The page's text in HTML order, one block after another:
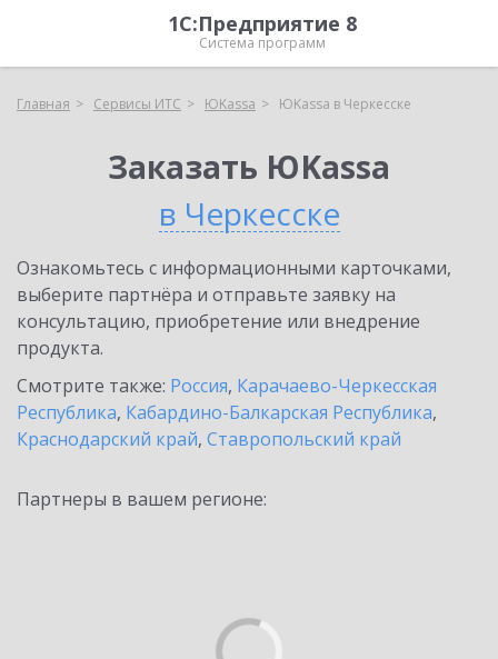
1С:Предприятие 8
Система программ
Главная Сервисы ИТС ЮKassa ЮKassa в Черкесске
Заказать ЮKassa
в Черкесске
Ознакомьтесь с информационными карточками,
выберите партнёра и отправьте заявку на
консультацию, приобретение или внедрение
продукта.
Смотрите также: Россия, Карачаево-Черкесская
Республика, Кабардино-Балкарская Республика,
Краснодарский край, Ставропольский край
Партнеры в вашем регионе: